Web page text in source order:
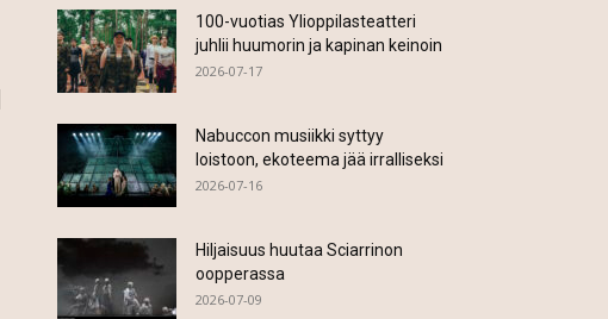
100-vuotias Ylioppilasteatteri
juhlii huumorin ja kapinan keinoin
2026-07-17
Nabuccon musiikki syttyy
loistoon, ekoteema jää irralliseksi
2026-07-16
Hiljaisuus huutaa Sciarrinon
oopperassa
2026-07-09